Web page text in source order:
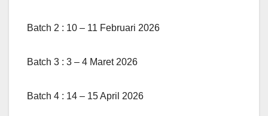
Batch 2 : 10 – 11 Februari 2026
Batch 3 : 3 – 4 Maret 2026
Batch 4 : 14 – 15 April 2026